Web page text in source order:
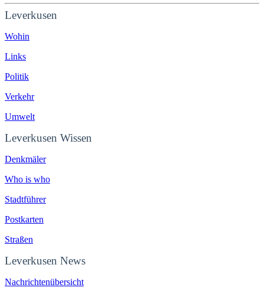
Leverkusen
Wohin
Links
Politik
Verkehr
Umwelt
Leverkusen Wissen
Denkmäler
Who is who
Stadtführer
Postkarten
Straßen
Leverkusen News
Nachrichtenübersicht